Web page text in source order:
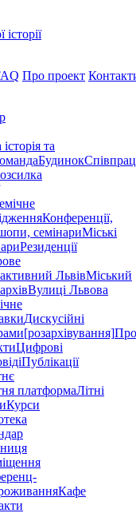
Про проект
та
Будинок
Конференції,
семінариМіські
Резиденції
ЛьвівМіський
Вулиці Львова
Дискусійні
[розархівування]
Цифрові
Публікації
платформаЛітні
Курси
Кафе